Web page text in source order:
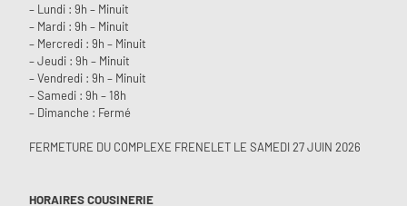
– Lundi : 9h – Minuit
– Mardi : 9h – Minuit
– Mercredi : 9h – Minuit
– Jeudi : 9h – Minuit
– Vendredi : 9h – Minuit
– Samedi : 9h – 18h
– Dimanche : Fermé
FERMETURE DU COMPLEXE FRENELET LE SAMEDI 27 JUIN 2026
HORAIRES COUSINERIE